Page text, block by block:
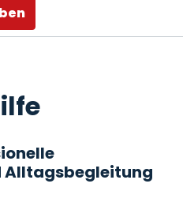
Alltagsbegleitung